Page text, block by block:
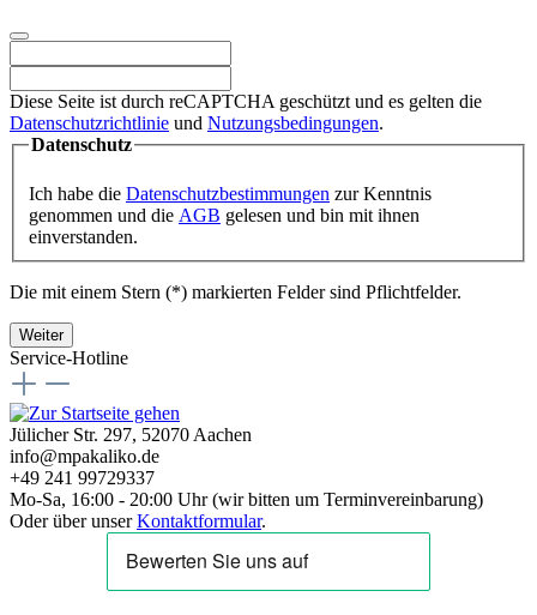
Diese Seite ist durch reCAPTCHA geschützt und es gelten die
Datenschutzrichtlinie und Nutzungsbedingungen.
Datenschutz
Ich habe die Datenschutzbestimmungen zur Kenntnis
genommen und die AGB gelesen und bin mit ihnen
einverstanden.
Die mit einem Stern (*) markierten Felder sind Pflichtfelder.
Weiter
Service-Hotline
Jülicher Str. 297, 52070 Aachen
info@mpakaliko.de
+49 241 99729337
Mo-Sa, 16:00 - 20:00 Uhr (wir bitten um Terminvereinbarung)
Oder über unserKontaktformular.